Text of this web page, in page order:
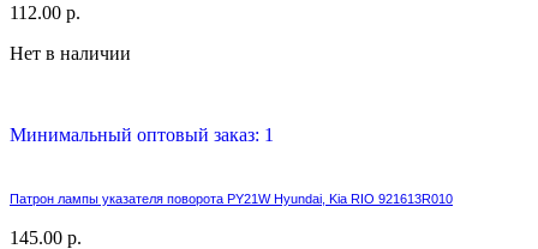
112.00 р.
Нет в наличии
Минимальный оптовый заказ: 1
Патрон лампы указателя поворота PY21W Hyundai, Kia RIO 921613R010
145.00 р.